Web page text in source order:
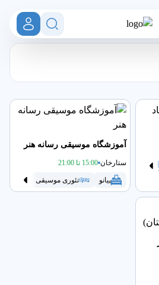
سلفژ گیتار کلاسیک ویولا
آموزشگاه موسیقی رسانه هنر
ستارخان 15:00 تا 21:00
پیانو تئوری موسیقی